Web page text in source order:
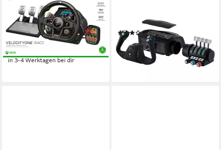
VelocityOne Race, für
PC/Konsole Controller
669,75 € UVP699,99 €
mtl. in 48 Raten
-4%
in 3-4 Werktagen bei dir
Universal Control System
Simulations-Controller
(1)
331,68 € UVP379,00 €
16,47 € mtl. in 24 Raten
-12%